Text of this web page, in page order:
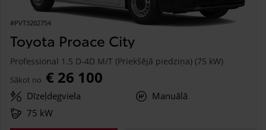
#PVT3202754
Toyota Proace City
Professional 1.5 D-4D M/T (Priekšējā piedziņa) (75 kW)
Sākot no € 26 100
Dīzeļdegviela
Manuālā
75 kW